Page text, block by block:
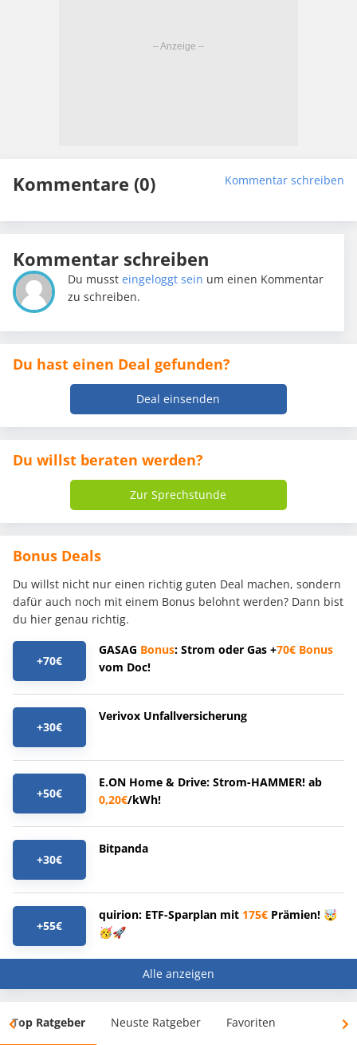
Kommentare (0) Kommentar schreiben
Kommentar schreiben
Du mussteingeloggt sein um einen Kommentar
zu schreiben.
Du hast einen Deal gefunden?
Deal einsenden
Du willst beraten werden?
Zur Sprechstunde
Bonus Deals
Du willst nicht nur einen richtig guten Deal machen, sondern
dafür auch noch mit einem Bonus belohnt werden? Dann bist
du hier genau richtig.
+70€
GASAG Bonus: Strom oder Gas +70€ Bonus
vom Doc!
+30€
Verivox Unfallversicherung
+50€
E.ON Home & Drive: Strom-HAMMER! ab
0,20€/kWh!
+30€
Bitpanda
+55€
quirion: ETF-Sparplan mit 175€ Prämien! 🤯
🥳🚀
Alle anzeigen
Top Ratgeber Neuste Ratgeber Favoriten